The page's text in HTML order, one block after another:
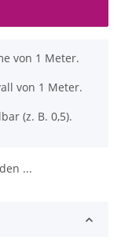
von 1 Meter.
von 1 Meter.
(z. B. 0,5).
...